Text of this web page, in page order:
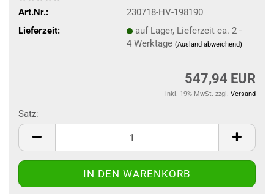
Art.Nr.:
230718-HV-198190
Lieferzeit:
auf Lager, Lieferzeit ca. 2 -
4 Werktage (Ausland abweichend)
547,94 EUR
inkl. 19% MwSt. zzgl. Versand
Satz:
Satz